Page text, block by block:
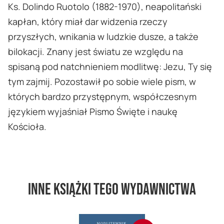
Ks. Dolindo Ruotolo (1882-1970), neapolitański
kapłan, który miał dar widzenia rzeczy
przyszłych, wnikania w ludzkie dusze, a także
bilokacji. Znany jest światu ze względu na
spisaną pod natchnieniem modlitwę: Jezu, Ty się
tym zajmij. Pozostawił po sobie wiele pism, w
których bardzo przystępnym, współczesnym
językiem wyjaśniał Pismo Święte i naukę
Kościoła.
Inne książki tego wydawnictwa